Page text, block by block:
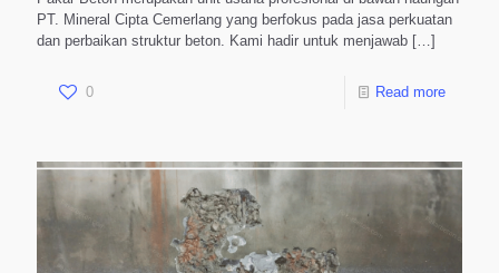
PT. Mineral Cipta Cemerlang yang berfokus pada jasa perkuatan
dan perbaikan struktur beton. Kami hadir untuk menjawab […]
0 Read more